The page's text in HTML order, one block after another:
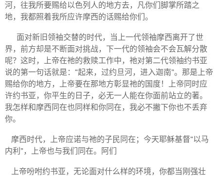
河，往我所要赐给以色列人的地方去，凡你们脚掌所踏之
地，我都照着我所应许摩西的话赐给你们。
面对新旧领袖交替的时代，当上一代领袖摩西离开了世
界，前方却是不断面对挑战，下一代的领袖会不会瓦解分散
呢？这时，上帝在祂的救赎工作中，祂对第二代领袖约书亚
说的第一句话就是： “起来，过约旦河，进入迦南”。那是上帝
赐给你的地方，上帝要在那地方彰显祂的国度！上帝同时应
许约书亚，你平生的日子，必无一人能在你面前站立的著。
我怎样和摩西同在也同样和你同在，我必不撇下你也不丢弃
你。
摩西时代，上帝应诺与祂的子民同在；今天耶稣基督“以马
内利 ”，上帝也与我们同在。阿们
上帝吩咐约书亚，无论面对什么样的环境，你都当刚强壮